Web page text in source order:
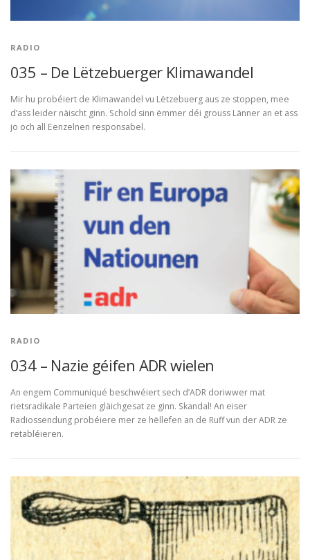
RADIO
035 – De Lëtzebuerger Klimawandel
Mir hu probéiert de Klimawandel vu Lëtzebuerg aus ze stoppen, mee
d’ass leider näischt ginn. Schold sinn ëmmer déi grouss Länner an et ass
jo och all Eenzelnen responsabel.
RADIO
034 – Nazie géifen ADR wielen
An engem Communiqué beschwéiert sech d’ADR doriwwer mat
rietsradikale Parteien gläichgesat ze ginn. Skandal! An eiser
Radiossendung probéiere mer ze hёllefen an de Ruff vun der ADR ze
retabléieren.